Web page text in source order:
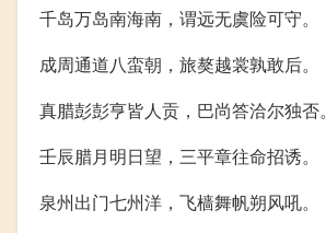
千岛万岛南海南，谓远无虞险可守。
成周通道八蛮朝，旅獒越裳孰敢后。
真腊彭彭亨皆人贡，巴尚答洽尔独否。
壬辰腊月明日望，三平章往命招诱。
泉州出门七州洋，飞樯舞帆朔风吼。